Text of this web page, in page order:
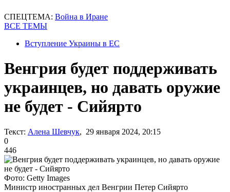
СПЕЦТЕМА: Война в Иране
ВСЕ ТЕМЫ
Вступление Украины в ЕС
Венгрия будет поддерживать
украинцев, но давать оружие
не будет - Сийярто
Текст: Алена Шевчук, 29 января 2024, 20:15
0
446
Фото: Getty Images
Министр иностранных дел Венгрии Петер Сийярто